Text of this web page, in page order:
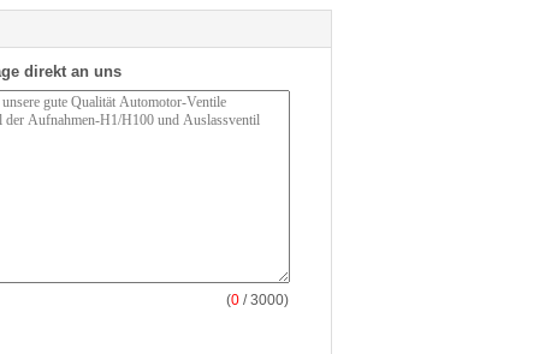
direkt an uns
(0 / 3000)